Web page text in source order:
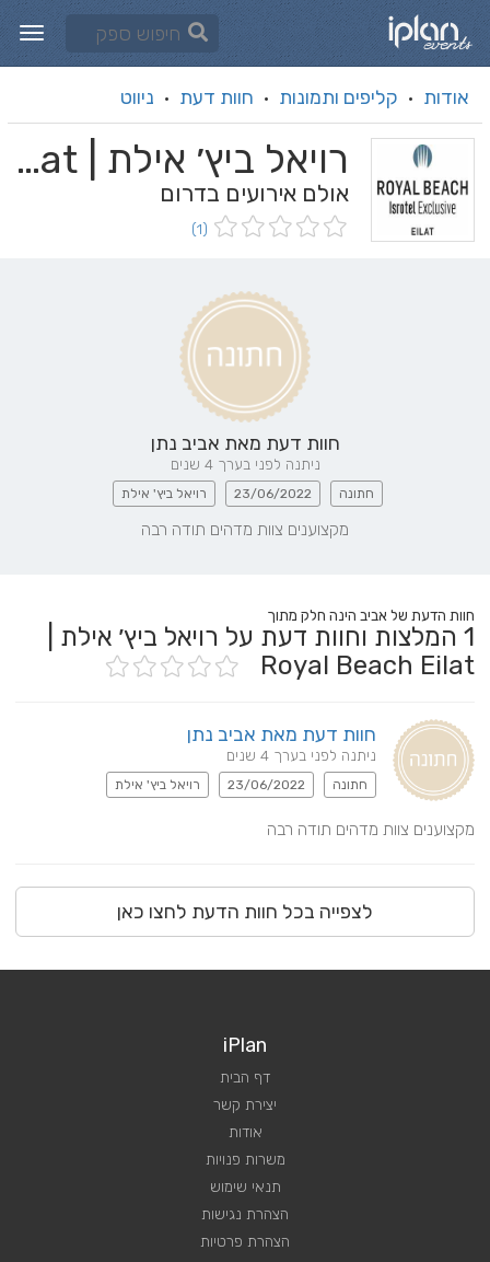
אודות · קליפים ותמונות · חוות דעת · ניווט
רויאל ביץ׳ אילת | Royal Beach Eilat
אולם אירועים בדרום
(1)
חוות דעת מאת אביב נתן
ניתנה לפני בערך 4 שנים
חתונה 23/06/2022 רויאל ביץ' אילת
מקצוענים צוות מדהים תודה רבה
חוות הדעת של אביב הינה חלק מתוך
1 המלצות וחוות דעת על רויאל ביץ׳ אילת |
Royal Beach Eilat
חוות דעת מאת אביב נתן
ניתנה לפני בערך 4 שנים
חתונה 23/06/2022 רויאל ביץ' אילת
מקצוענים צוות מדהים תודה רבה
לצפייה בכל חוות הדעת לחצו כאן
iPlan
דף הבית
יצירת קשר
אודות
משרות פנויות
תנאי שימוש
הצהרת נגישות
הצהרת פרטיות